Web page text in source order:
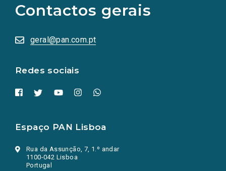
Contactos gerais
geral@pan.com.pt
Redes sociais
redes
sociais
numa
nova
Espaço PAN Lisboa
Rua da Assunção, 7, 1.º andar
1100-042 Lisboa
Portugal